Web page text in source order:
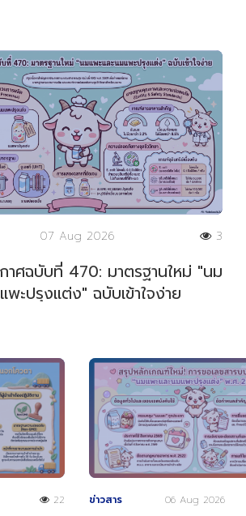
07 Aug 2026 3
กาศฉบับที่ 470: มาตรฐานใหม่ "นม
พะปรุงแต่ง" ฉบับเข้าใจง่าย
22 ข่าวสาร 06 Aug 2026